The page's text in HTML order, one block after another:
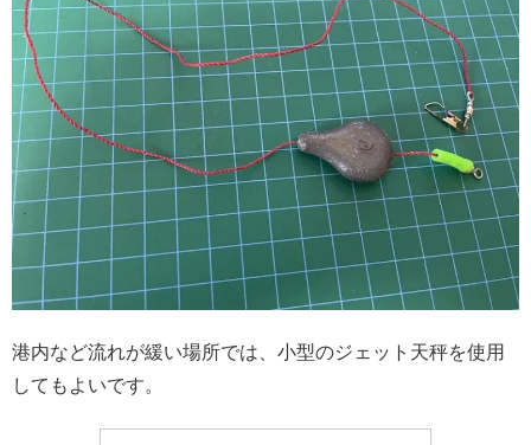
港内など流れが緩い場所では、小型のジェット天秤を使用
してもよいです。